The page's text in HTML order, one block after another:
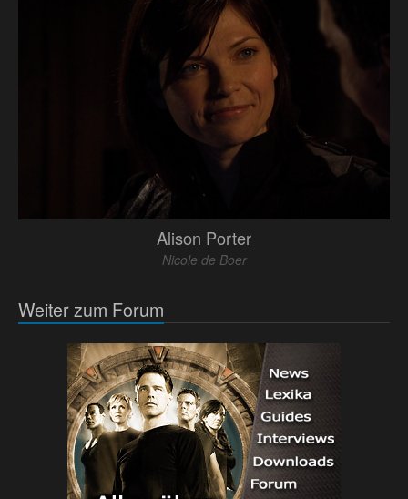
Alison Porter
Nicole de Boer
Weiter zum Forum